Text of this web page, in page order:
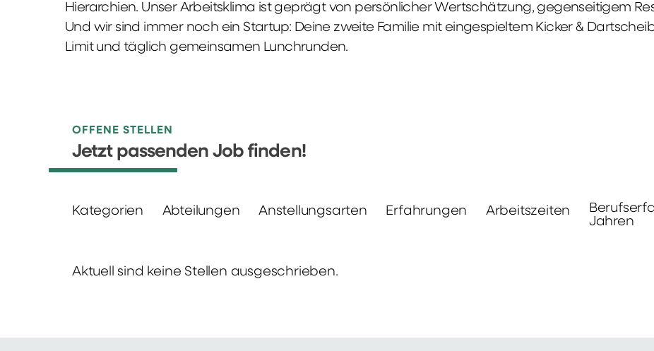
Hierarchien. Unser Arbeitsklima ist geprägt von persönlicher Wertschätzung, gegenseitigem
Und wir sind immer noch ein Startup: Deine zweite Familie mit eingespieltem Kicker &
Limit und täglich gemeinsamen Lunchrunden.
OFFENE STELLEN
Jetzt passenden Job finden!
Kategorien Abteilungen Anstellungsarten Erfahrungen Arbeitszeiten
Jahren
Aktuell sind keine Stellen ausgeschrieben.